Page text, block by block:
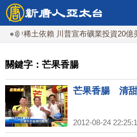
中稀土依賴 川普宣布礦業投資20億美
關鍵字：芒果香腸
芒果香腸 清
2012-08-24